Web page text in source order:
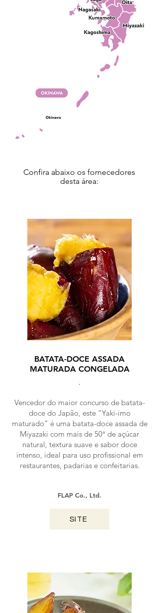
Confira abaixo os fornecedores
desta área:
BATATA-DOCE ASSADA
MATURADA CONGELADA
.
Vencedor do maior concurso de batata-
doce do Japão, este “Yaki-imo
maturado” é uma batata-doce assada de
Miyazaki com mais de 50° de açúcar
natural, textura suave e sabor doce
intenso, ideal para uso profissional em
restaurantes, padarias e confeitarias.
FLAP Co., Ltd.
SITE